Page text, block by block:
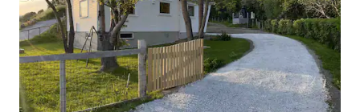
febrero hasta finales de abril.